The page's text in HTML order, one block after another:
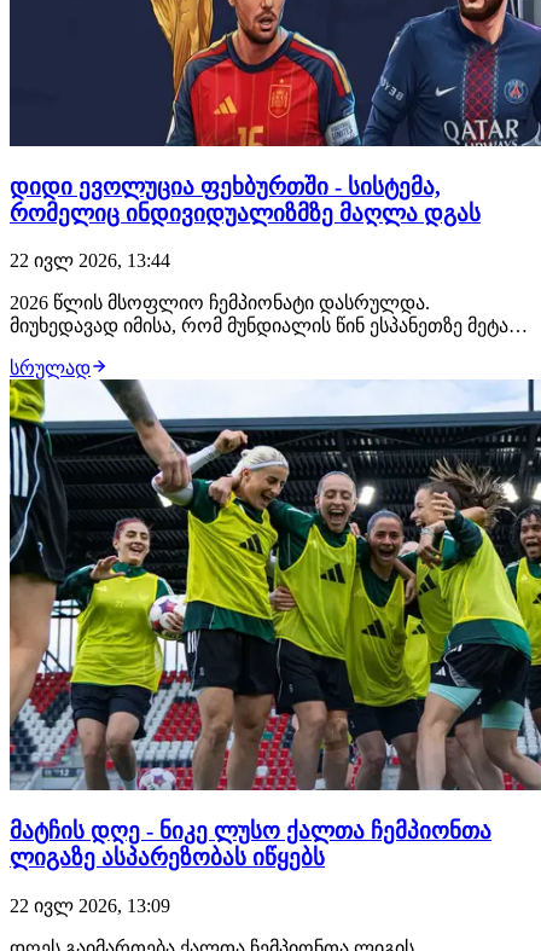
დიდი ევოლუცია ფეხბურთში - სისტემა,
რომელიც ინდივიდუალიზმზე მაღლა დგას
22 ივლ 2026, 13:44
2026 წლის მსოფლიო ჩემპიონატი დასრულდა.
მიუხედავად იმისა, რომ მუნდიალის წინ ესპანეთზე მეტად
ასეთი დომინანტური ჩემპიონობა მოულოდნელი
ნამდვილად არ ყოფილა. ყველაფერი 2024 წელს იწყება,
როცა ესპანეთი ევროპის ჩემპიონატს "ცალი ფეხით"
იგე…
სრულად
მატჩის დღე - ნიკე ლუსო ქალთა ჩემპიონთა
ლიგაზე ასპარეზობას იწყებს
22 ივლ 2026, 13:09